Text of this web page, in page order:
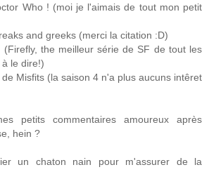
Who ! (moi je l'aimais de tout mon petit
and greeks (merci la citation :D)
(Firefly, the meilleur série de SF de tout les
le dire!)
de Misfits (la saison 4 n'a plus aucuns intêret
petits commentaires amoureux après
hein ?
un chaton nain pour m'assurer de la